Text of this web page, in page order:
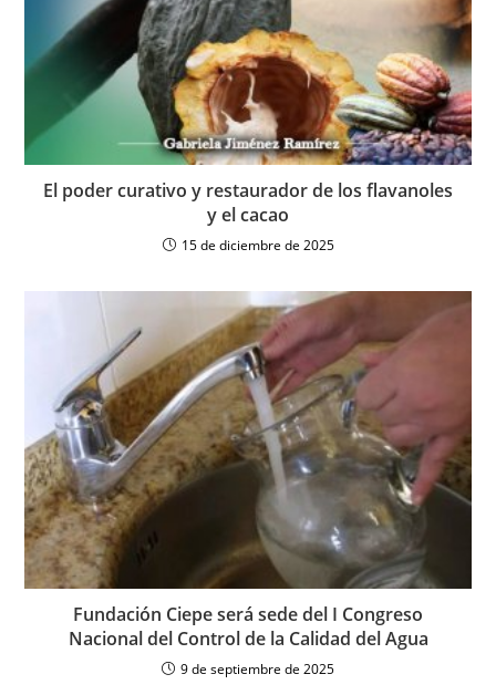
El poder curativo y restaurador de los flavanoles
y el cacao
15 de diciembre de 2025
Fundación Ciepe será sede del I Congreso
Nacional del Control de la Calidad del Agua
9 de septiembre de 2025